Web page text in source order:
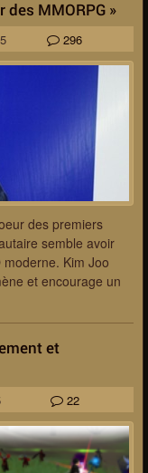
MMORPG »
296
des premiers
semble avoir
Kim Joo
et encourage un
et
22